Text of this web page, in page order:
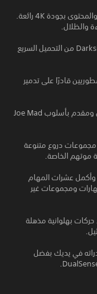
مرئيات مذهلة: خض هذه المغامرة الغنية بالمميزات والمحتوى بجودة 4K رائعة.
والظلال.
تحميل سريع: يستفيد Darksiders II Deathinitive Edition من التحميل السريع
قادرًا على تدمير
كون ملحمي: مختلف عن أي شيء رآه اللاعب من قبل ومقدم بأسلوب Joe Mad
دروع متنوعة
موتهم الخاصة.
وأكمل عشرات المهام
ومجموعات غير
بهلوانية مذهلة
في يديك بفضل